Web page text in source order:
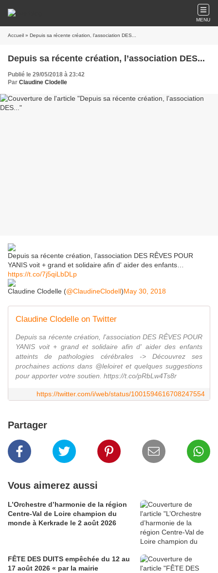
MENU
Accueil » Depuis sa récente création, l’association DES...
Depuis sa récente création, l’association DES...
Publié le 29/05/2018 à 23:42
Par Claudine Clodelle
Depuis sa récente création, l’association DES RÊVES POUR
YANIS voit + grand et solidaire afin d' aider des enfants…
https://t.co/7j5qiLbDLp
Claudine Clodelle (@ClaudineClodell)May 30, 2018
Claudine Clodelle on Twitter
Depuis sa récente création, l'association DES RÊVES POUR
YANIS voit + grand et solidaire afin d' aider des enfants
atteints de pathologies cérébrales -> Découvrez ses
prochaines actions dans @leloiret et quelques suggestions
pour apporter votre soutien. https://t.co/pRbLw4Ts8r
https://twitter.com/i/web/status/1001594616708247554
Partager
Vous aimerez aussi
L’Orchestre d’harmonie de la région
Centre-Val de Loire champion du
monde à Kerkrade le 2 août 2026
FÊTE DES DUITS empêchée du 12 au
17 août 2026 « par la mairie